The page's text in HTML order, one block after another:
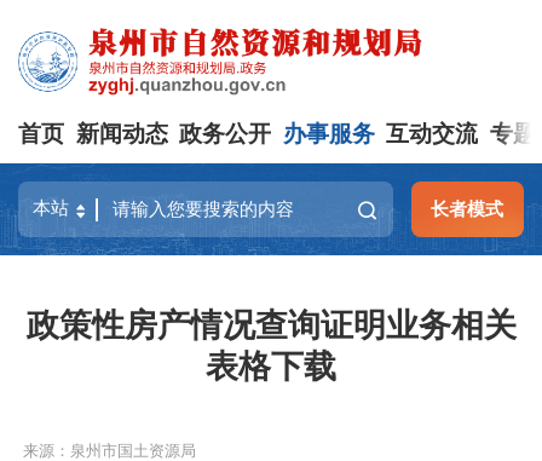
首页 新闻动态 政务公开 办事服务 互动交流 专题
长者模式
政策性房产情况查询证明业务相关
表格下载
来源：泉州市国土资源局